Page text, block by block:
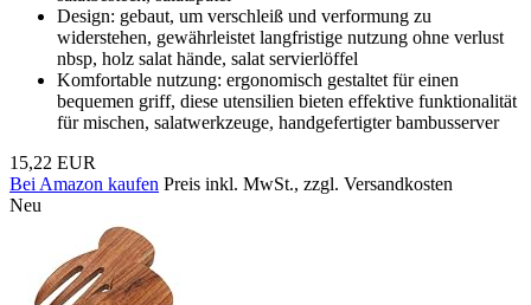
Design: gebaut, um verschleiß und verformung zu
widerstehen, gewährleistet langfristige nutzung ohne verlust
nbsp, holz salat hände, salat servierlöffel
Komfortable nutzung: ergonomisch gestaltet für einen
bequemen griff, diese utensilien bieten effektive funktionalität
für mischen, salatwerkzeuge, handgefertigter bambusserver
15,22 EUR
Bei Amazon kaufen Preis inkl. MwSt., zzgl. Versandkosten
Neu